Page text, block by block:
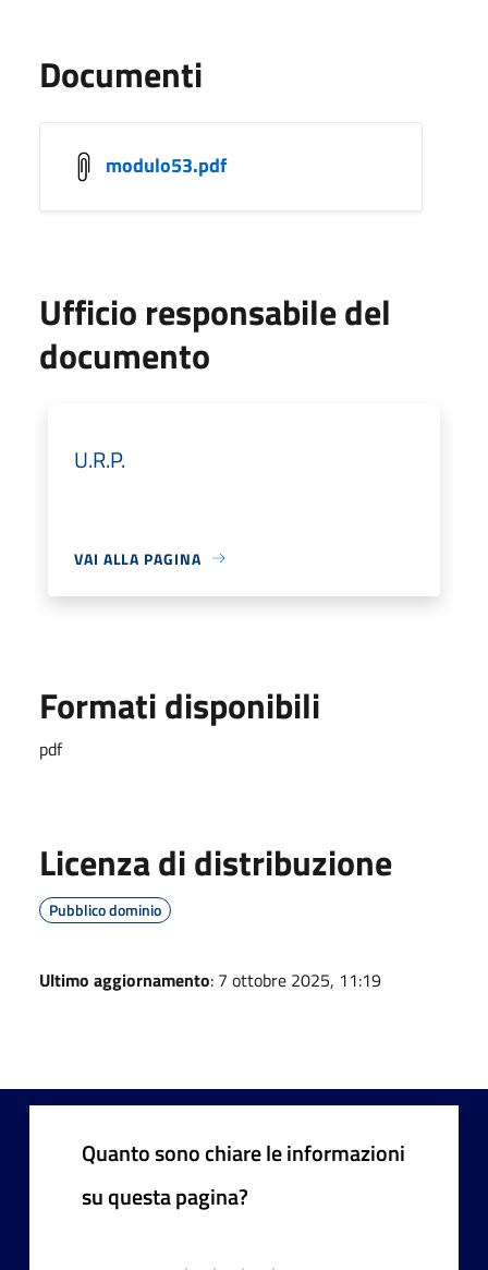
Documenti
modulo53.pdf
Ufficio responsabile del
documento
U.R.P.
VAI ALLA PAGINA
Formati disponibili
pdf
Licenza di distribuzione
Pubblico dominio
Ultimo aggiornamento: 7 ottobre 2025, 11:19
Quanto sono chiare le informazioni
su questa pagina?